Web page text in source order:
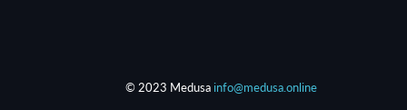
© 2023 Medusa info@medusa.online